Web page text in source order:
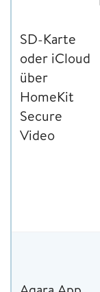
SD-Karte
oder iCloud
über
HomeKit
Secure
Video